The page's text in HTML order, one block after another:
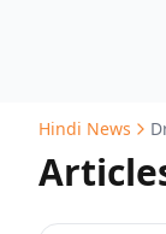
Hindi News